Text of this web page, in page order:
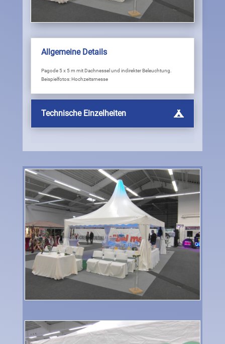
Allgemeine Details
Pagode 5 x 5 m mit Dachnessel und indirekter Beleuchtung.
Beispielfotos: Hochzeitsmesse
Technische Einzelheiten